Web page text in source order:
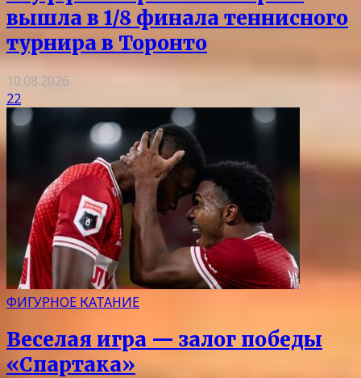
вышла в 1/8 финала теннисного
турнира в Торонто
10.08.2026
22
ФИГУРНОЕ КАТАНИЕ
Веселая игра — залог победы
«Спартака»